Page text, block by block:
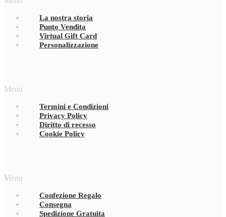
La nostra storia
Punto Vendita
Virtual Gift Card
Personalizzazione
Menu
Termini e Condizioni
Privacy Policy
Diritto di recesso
Cookie Policy
Menu
Confezione Regalo
Consegna
Spedizione Gratuita